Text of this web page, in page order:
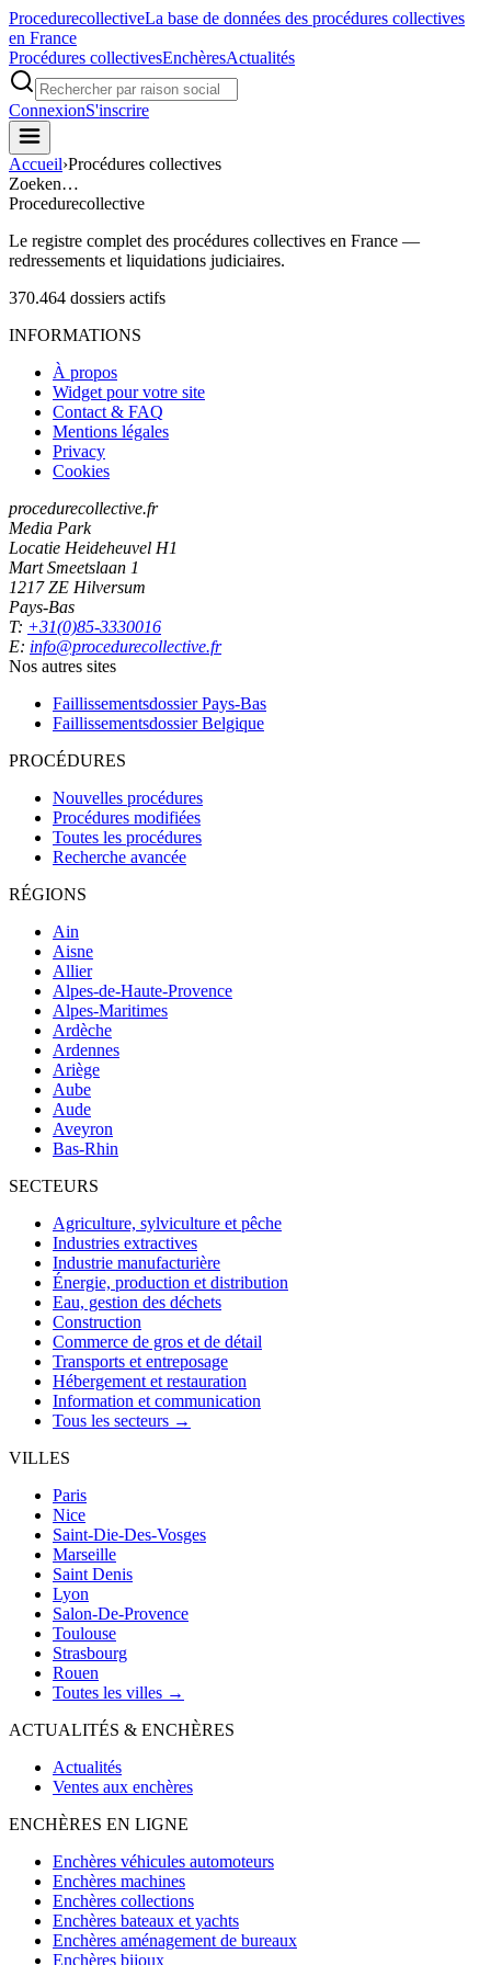
ProcedurecollectiveLa base de données des procédures collectives
en France
Procédures collectivesEnchèresActualités
ConnexionS'inscrire
Accueil›Procédures collectives
Zoeken…
Procedurecollective
Le registre complet des procédures collectives en France —
redressements et liquidations judiciaires.
370.464 dossiers actifs
INFORMATIONS
À propos
Widget pour votre site
Contact & FAQ
Mentions légales
Privacy
Cookies
procedurecollective.fr
Media Park
Locatie Heideheuvel H1
Mart Smeetslaan 1
1217 ZE Hilversum
Pays-Bas
T: +31(0)85-3330016
E: info@procedurecollective.fr
Nos autres sites
Faillissementsdossier Pays-Bas
Faillissementsdossier Belgique
PROCÉDURES
Nouvelles procédures
Procédures modifiées
Toutes les procédures
Recherche avancée
RÉGIONS
Ain
Aisne
Allier
Alpes-de-Haute-Provence
Alpes-Maritimes
Ardèche
Ardennes
Ariège
Aube
Aude
Aveyron
Bas-Rhin
SECTEURS
Agriculture, sylviculture et pêche
Industries extractives
Industrie manufacturière
Énergie, production et distribution
Eau, gestion des déchets
Construction
Commerce de gros et de détail
Transports et entreposage
Hébergement et restauration
Information et communication
Tous les secteurs →
VILLES
Paris
Nice
Saint-Die-Des-Vosges
Marseille
Saint Denis
Lyon
Salon-De-Provence
Toulouse
Strasbourg
Rouen
Toutes les villes →
ACTUALITÉS & ENCHÈRES
Actualités
Ventes aux enchères
ENCHÈRES EN LIGNE
Enchères véhicules automoteurs
Enchères machines
Enchères collections
Enchères bateaux et yachts
Enchères aménagement de bureaux
Enchères bijoux